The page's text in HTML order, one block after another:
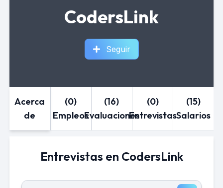
CodersLink
Seguir
Acerca
de
(0)
Empleos
(16)
Evaluaciones
(0)
Entrevistas
(15)
Salarios
Entrevistas en CodersLink